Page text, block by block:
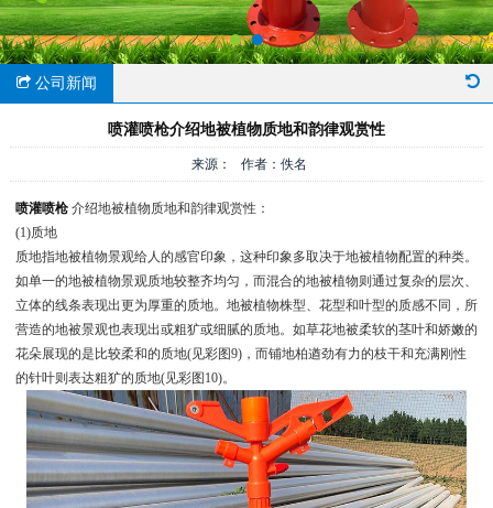
公司新闻
喷灌喷枪介绍地被植物质地和韵律观赏性
来源： 作者：佚名
喷灌喷枪 介绍地被植物质地和韵律观赏性：
(1)质地
质地指地被植物景观给人的感官印象，这种印象多取决于地被植物配置的种类。
如单一的地被植物景观质地较整齐均匀，而混合的地被植物则通过复杂的层次、
立体的线条表现出更为厚重的质地。地被植物株型、花型和叶型的质感不同，所
营造的地被景观也表现出或粗犷或细腻的质地。如草花地被柔软的茎叶和娇嫩的
花朵展现的是比较柔和的质地(见彩图9)，而铺地柏遒劲有力的枝干和充满刚性
的针叶则表达粗犷的质地(见彩图10)。